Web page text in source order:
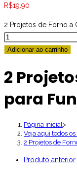
R$19.90
2 Projetos de Forno a
Adicionar ao carrinho
2
para
Página inicial>
Veja aqui todos
2 Projetos de
Produto anterior